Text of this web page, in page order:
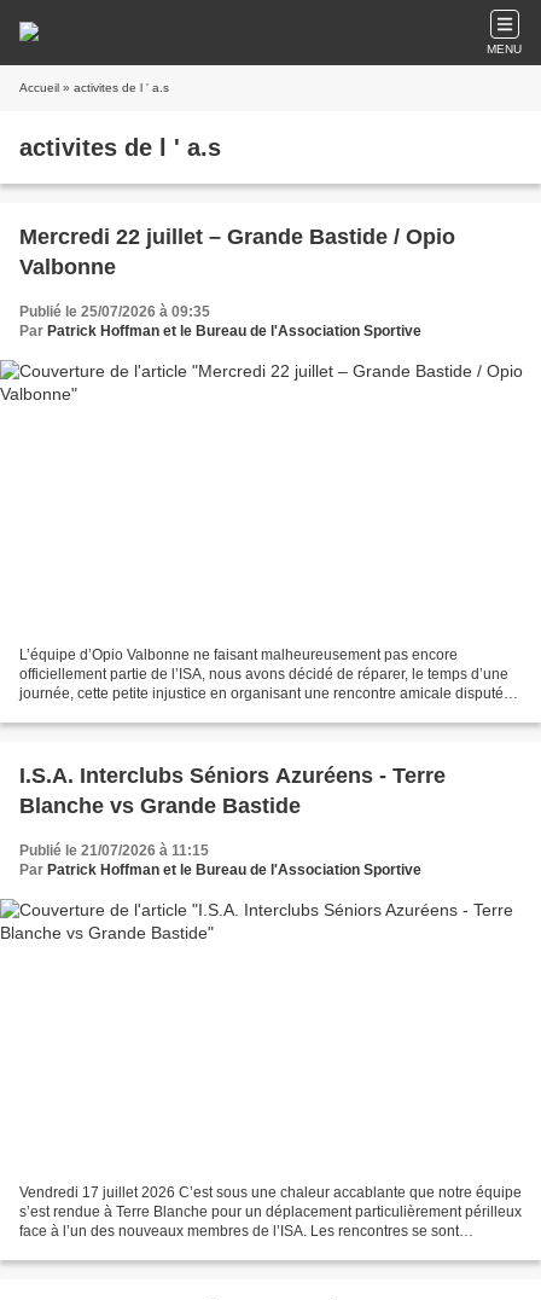
MENU
Accueil » activites de l ' a.s
activites de l ' a.s
Mercredi 22 juillet – Grande Bastide / Opio
Valbonne
Publié le 25/07/2026 à 09:35
Par Patrick Hoffman et le Bureau de l'Association Sportive
L’équipe d’Opio Valbonne ne faisant malheureusement pas encore
officiellement partie de l’ISA, nous avons décidé de réparer, le temps d’une
journée, cette petite injustice en organisant une rencontre amicale disputée
I.S.A. Interclubs Séniors Azuréens - Terre
Blanche vs Grande Bastide
Publié le 21/07/2026 à 11:15
Par Patrick Hoffman et le Bureau de l'Association Sportive
Vendredi 17 juillet 2026 C’est sous une chaleur accablante que notre équipe
s’est rendue à Terre Blanche pour un déplacement particulièrement périlleux
face à l’un des nouveaux membres de l’ISA. Les rencontres se sont